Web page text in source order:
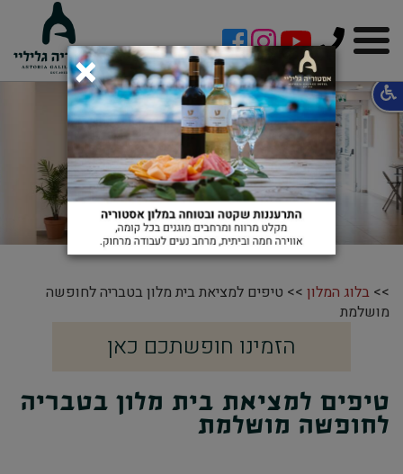
כמה דגשים כדי
להזמין בית מלון
בטבריה
>> בלוג המלון >> טיפים למציאת בית מלון בטבריה לחופשה
מושלמת
הזמינו חופשתכם כאן
טיפים למציאת בית מלון בטבריה
לחופשה מושלמת
×